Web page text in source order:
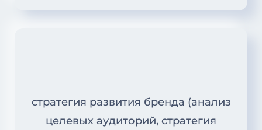
стратегия развития бренда (анализ
целевых аудиторий, стратегия